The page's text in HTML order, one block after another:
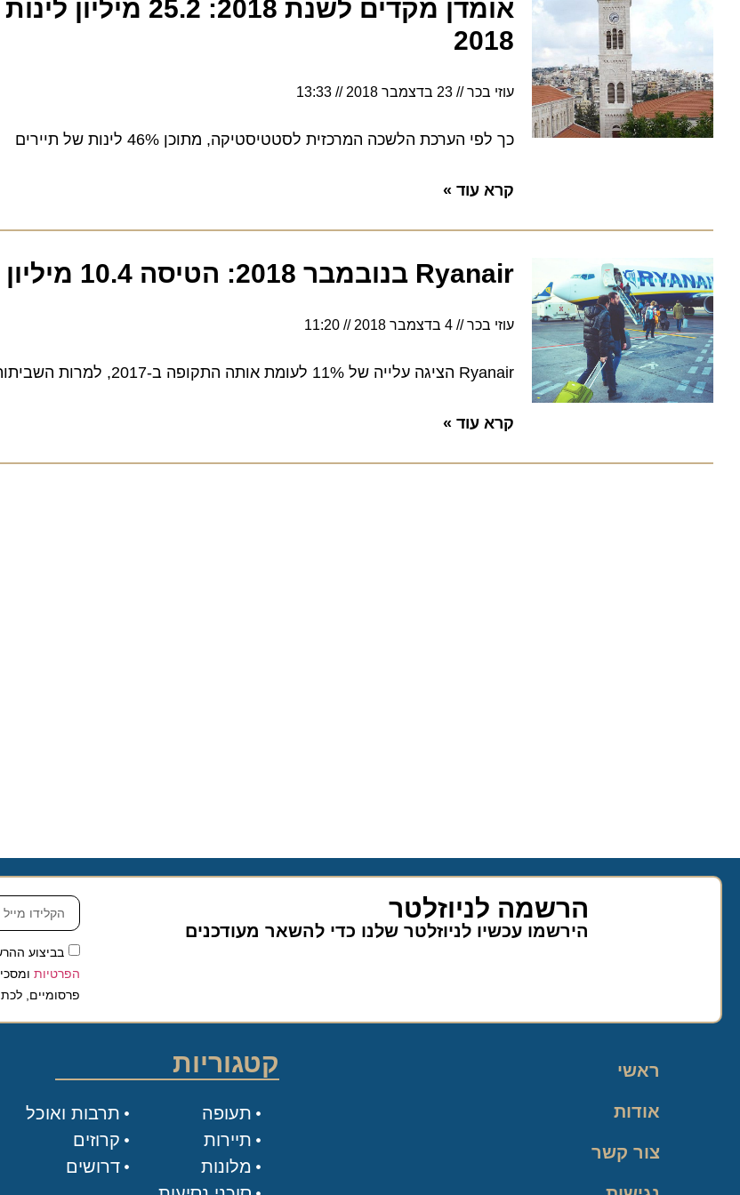
אומדן מקדים לשנת
2018
עוזי בכר 23 בדצמבר 2018 13:33
כך לפי הערכת הלשכה המרכזית לסטטיסטיקה, מתוכן 46% לינות של תיירים
קרא עוד »
Ryanair בנובמבר 2018: הטיסה 10.4 מיליון נוסעים
עוזי בכר 4 בדצמבר 2018 11:20
Ryanair הציגה עלייה של 11% לעומת אותה התקופה ב-2017, למרות השביתות וביטולי הטיסות
קרא עוד »
הרשמה לניוזלטר
הירשמו עכשיו לניוזלטר שלנו כדי להשאר מעודכנים
בביצוע
הפרטיות
פרסומיים,
ראשי
אודות
צור קשר
קטגוריות
תעופה
תיירות
מלונות
תרבות ואוכל
קרוזים
דרושים